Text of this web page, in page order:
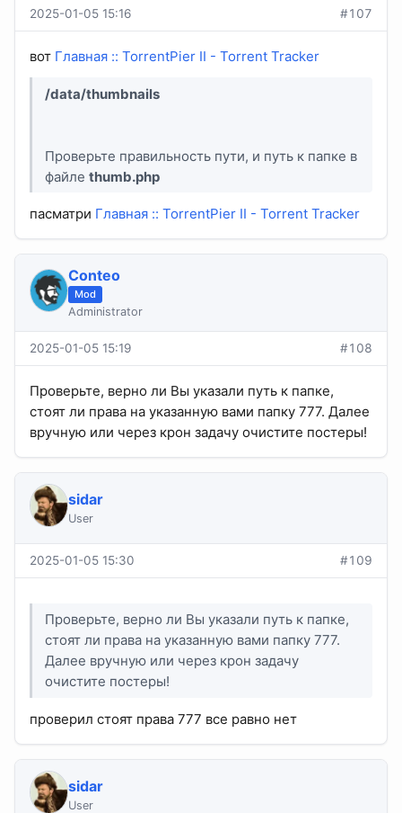
2025-01-05 15:16 #107
вот Главная :: TorrentPier II - Torrent Tracker
/data/thumbnails
Проверьте правильность пути, и путь к папке в
файлеthumb.php
пасматри Главная :: TorrentPier II - Torrent Tracker
Conteo
Mod
Administrator
2025-01-05 15:19 #108
Проверьте, верно ли Вы указали путь к папке,
стоят ли права на указанную вами папку 777. Далее
вручную или через крон задачу очистите постеры!
sidar
User
2025-01-05 15:30 #109
Проверьте, верно ли Вы указали путь к папке,
стоят ли права на указанную вами папку 777.
Далее вручную или через крон задачу
очистите постеры!
проверил стоят права 777 все равно нет
sidar
User